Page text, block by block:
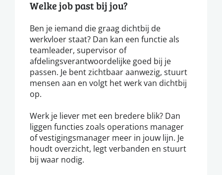
Welke job past bij jou?
Ben je iemand die graag dichtbij de
werkvloer staat? Dan kan een functie als
teamleader, supervisor of
afdelingsverantwoordelijke goed bij je
passen. Je bent zichtbaar aanwezig, stuurt
mensen aan en volgt het werk van dichtbij
op.
Werk je liever met een bredere blik? Dan
liggen functies zoals operations manager
of vestigingsmanager meer in jouw lijn. Je
houdt overzicht, legt verbanden en stuurt
bij waar nodig.